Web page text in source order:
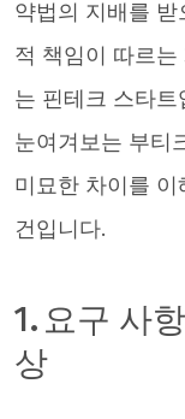
약법의 지배를 받
적 책임이 따르
는 핀테크 스타
눈여겨보는 부티
미묘한 차이를
건입니다.
1. 요구 사
상